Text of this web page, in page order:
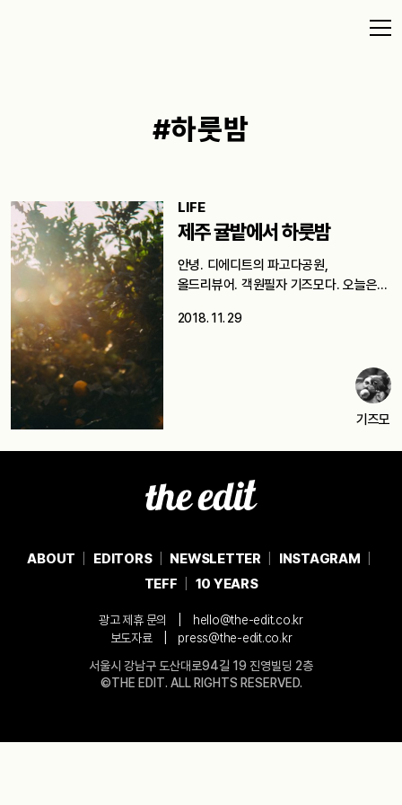
#하룻밤
LIFE
제주 귤밭에서 하룻밤
안녕. 디에디트의 파고다공원,
올드리뷰어. 객원필자 기즈모다. 오늘은
2018. 11. 29
기즈모
ABOUT EDITORS NEWSLETTER
INSTAGRAM
TEFF
10 YEARS
광고 제휴 문의
hello@the-edit.co.kr
보도자료
press@the-edit.co.kr
서울시 강남구 도산대로94길 19 진영빌딩 2층
©THE EDIT. ALL RIGHTS RESERVED.